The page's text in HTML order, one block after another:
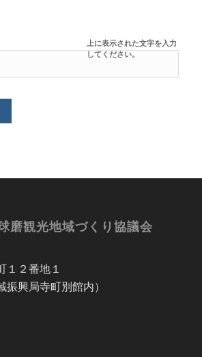
上に表示された文字を入力
してください。
磨観光地域づくり協議会
１２番地１
振興局寺町別館内）